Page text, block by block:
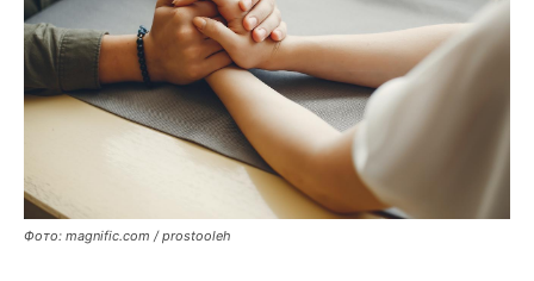
Фото: magnific.com / prostooleh